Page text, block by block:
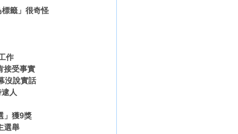
籤」很奇怪
作
接受事實
沒說實話
人
」獲9獎
選舉